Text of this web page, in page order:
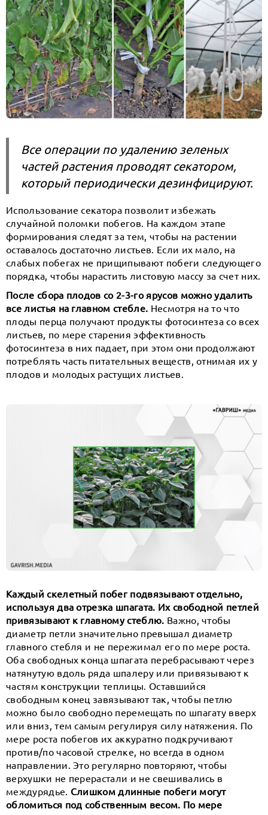
Все операции по удалению зеленых
частей растения проводят секатором,
который периодически дезинфицируют.
Использование секатора позволит избежать
случайной поломки побегов. На каждом этапе
формирования следят за тем, чтобы на растении
оставалось достаточно листьев. Если их мало, на
слабых побегах не прищипывают побеги следующего
порядка, чтобы нарастить листовую массу за счет них.
После сбора плодов со 2-3-го ярусов можно удалить
все листья на главном стебле. Несмотря на то что
плоды перца получают продукты фотосинтеза со всех
листьев, по мере старения эффективность
фотосинтеза в них падает, при этом они продолжают
потреблять часть питательных веществ, отнимая их у
плодов и молодых растущих листьев.
Каждый скелетный побег подвязывают отдельно,
используя два отрезка шпагата. Их свободной петлей
привязывают к главному стеблю. Важно, чтобы
диаметр петли значительно превышал диаметр
главного стебля и не пережимал его по мере роста.
Оба свободных конца шпагата перебрасывают через
натянутую вдоль ряда шпалеру или привязывают к
частям конструкции теплицы. Оставшийся
свободным конец завязывают так, чтобы петлю
можно было свободно перемещать по шпагату вверх
или вниз, тем самым регулируя силу натяжения. По
мере роста побегов их аккуратно подкручивают
против/по часовой стрелке, но всегда в одном
направлении. Это регулярно повторяют, чтобы
верхушки не перерастали и не свешивались в
междурядье. Слишком длинные побеги могут
обломиться под собственным весом. По мере